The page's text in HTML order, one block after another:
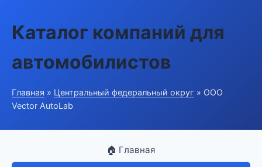
Каталог компаний для
автомобилистов
Главная » Центральный федеральный округ » ООО
Vector AutoLab
🏠 Главная